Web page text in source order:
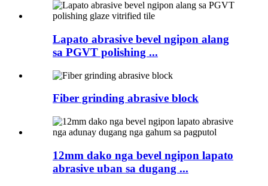
Lapato abrasive bevel ngipon alang
sa PGVT polishing ...
Fiber grinding abrasive block
12mm dako nga bevel ngipon lapato
abrasive uban sa dugang ...